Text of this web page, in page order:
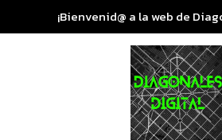
¡Bienvenid@ a la web de